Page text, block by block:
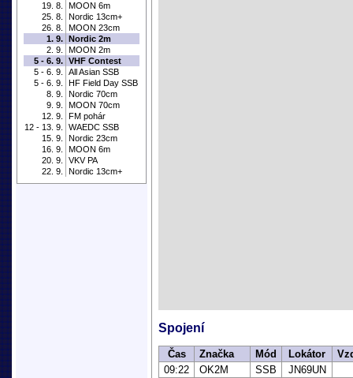
19. 8.
MOON 6m
25. 8.
Nordic 13cm+
26. 8.
MOON 23cm
1. 9. Nordic 2m
2. 9.
MOON 2m
5 - 6. 9. VHF Contest
5 - 6. 9.
All Asian SSB
5 - 6. 9.
HF Field Day SSB
8. 9.
Nordic 70cm
9. 9.
MOON 70cm
12. 9.
FM pohár
12 - 13. 9.
WAEDC SSB
15. 9.
Nordic 23cm
16. 9.
MOON 6m
20. 9.
VKV PA
22. 9.
Nordic 13cm+
Spojení
Čas Značka Mód Lokátor
09:22
OK2M SSB
JN69UN